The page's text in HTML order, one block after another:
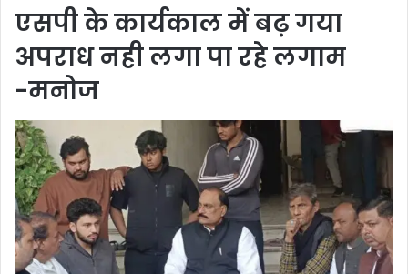
एसपी के कार्यकाल में बढ़ गया
अपराध नही लगा पा रहे लगाम
-मनोज